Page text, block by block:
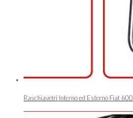
Raschiavetri Interno ed Esterno Fiat 600